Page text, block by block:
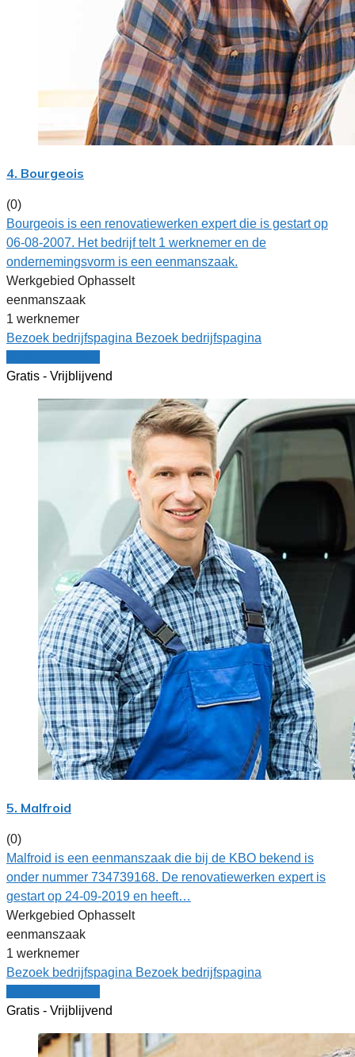
4. Bourgeois
(0)
Bourgeois is een renovatiewerken expert die is gestart op
06-08-2007. Het bedrijf telt 1 werknemer en de
ondernemingsvorm is een eenmanszaak.
Werkgebied Ophasselt
eenmanszaak
1 werknemer
Bezoek bedrijfspagina Bezoek bedrijfspagina
Gratis - Vrijblijvend
5. Malfroid
(0)
Malfroid is een eenmanszaak die bij de KBO bekend is
onder nummer 734739168. De renovatiewerken expert is
gestart op 24-09-2019 en heeft…
Werkgebied Ophasselt
eenmanszaak
1 werknemer
Bezoek bedrijfspagina Bezoek bedrijfspagina
Gratis - Vrijblijvend